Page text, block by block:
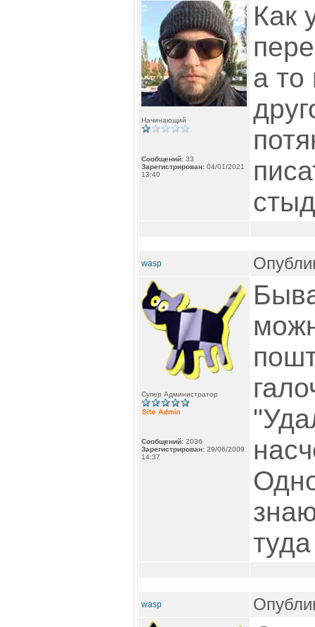
Начинающий
Сообщений: 33
Зарегистрирован: 04/01/2021
13:40
Как
а то
wasp
Супер Администратор
Сообщений: 2036
Зарегистрирован: 29/06/2009
14:37
wasp